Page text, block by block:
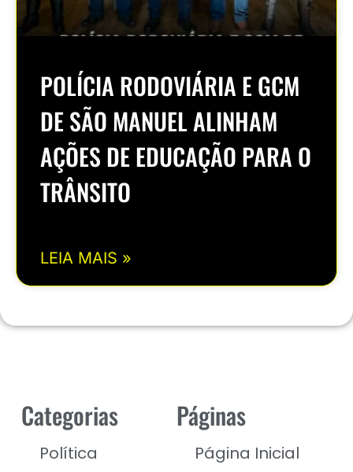
POLÍCIA RODOVIÁRIA E GCM
DE SÃO MANUEL ALINHAM
AÇÕES DE EDUCAÇÃO PARA O
TRÂNSITO
LEIA MAIS »
Categorias
Política
Páginas
Página Inicial